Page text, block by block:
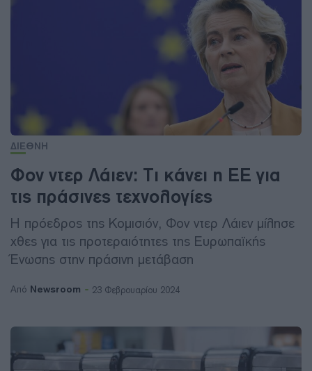
ΔΙΕΘΝΗ
Φον ντερ Λάιεν: Τι κάνει η ΕΕ για
τις πράσινες τεχνολογίες
Η πρόεδρος της Κομισιόν, Φον ντερ Λάιεν μίλησε
χθες για τις προτεραιότητες της Ευρωπαϊκής
Ένωσης στην πράσινη μετάβαση
Από Newsroom 23 Φεβρουαρίου 2024